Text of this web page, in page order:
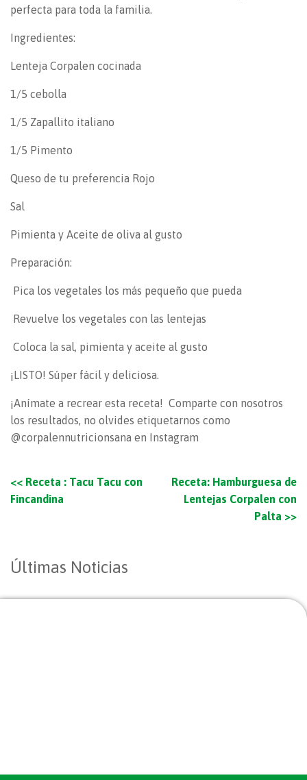
perfecta para toda la familia.
Ingredientes:
Lenteja Corpalen cocinada
1/5 cebolla
1/5 Zapallito italiano
1/5 Pimento
Queso de tu preferencia Rojo
Sal
Pimienta y Aceite de oliva al gusto
Preparación:
Pica los vegetales los más pequeño que pueda
Revuelve los vegetales con las lentejas
Coloca la sal, pimienta y aceite al gusto
¡LISTO! Súper fácil y deliciosa.
¡Anímate a recrear esta receta! Comparte con nosotros
los resultados, no olvides etiquetarnos como
@corpalennutricionsana en Instagram
<< Receta : Tacu Tacu con
Fincandina
Receta: Hamburguesa de
Lentejas Corpalen con
Palta >>
Últimas Noticias